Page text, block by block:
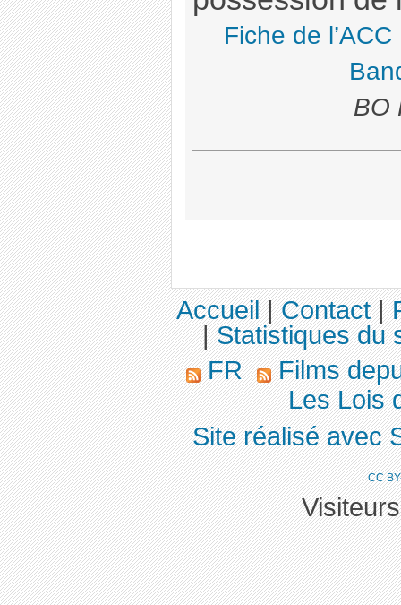
Fiche de l’ACC
BO
Accueil|Contact|
|Statistiques du
FR
Films
Les Lois
Site réalisé avec
CC